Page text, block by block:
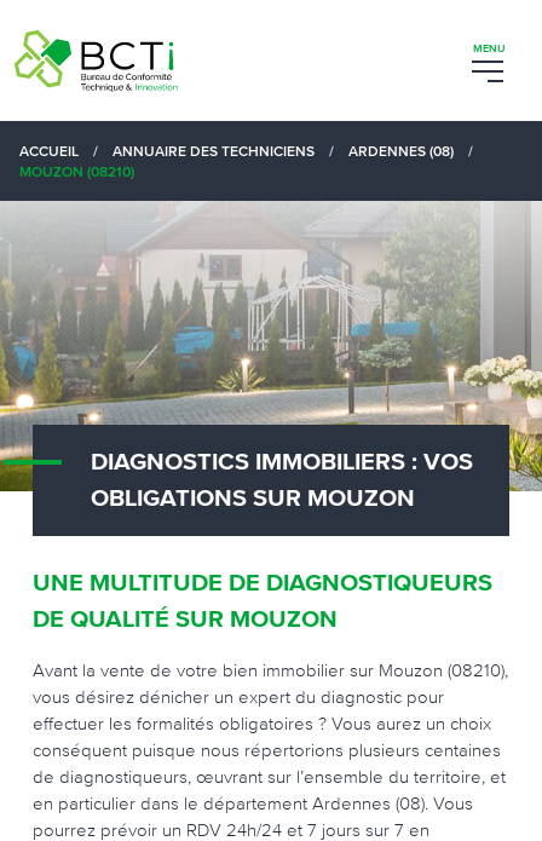
ACCUEIL / ANNUAIRE DES TECHNICIENS / ARDENNES (08)
/
MOUZON (08210)
DIAGNOSTICS IMMOBILIERS : VOS
OBLIGATIONS SUR MOUZON
UNE MULTITUDE DE DIAGNOSTIQUEURS
DE QUALITÉ SUR MOUZON
Avant la vente de votre bien immobilier sur Mouzon (08210),
vous désirez dénicher un expert du diagnostic pour
effectuer les formalités obligatoires ? Vous aurez un choix
conséquent puisque nous répertorions plusieurs centaines
de diagnostiqueurs, œuvrant sur l’ensemble du territoire, et
en particulier dans le département Ardennes (08). Vous
pourrez prévoir un RDV 24h/24 et 7 jours sur 7 en